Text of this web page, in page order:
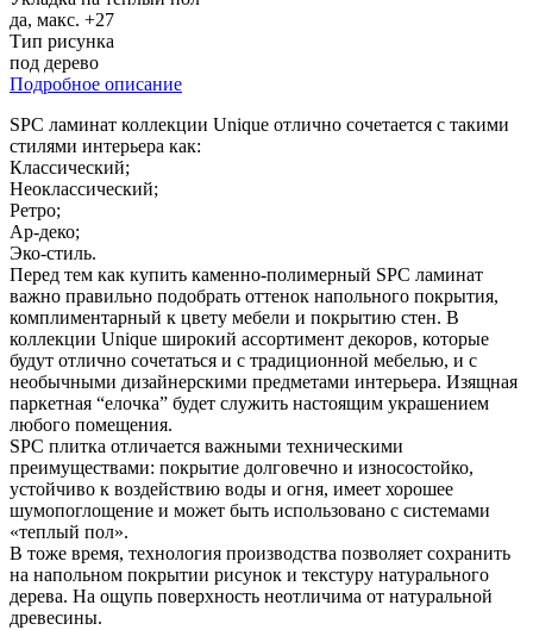
да, макс. +27
Тип рисунка
под дерево
Подробное описание
SPC ламинат коллекции Unique отлично сочетается с такими
стилями интерьера как:
Классический;
Неоклассический;
Ретро;
Ар-деко;
Эко-стиль.
Перед тем как купить каменно-полимерный SPC ламинат
важно правильно подобрать оттенок напольного покрытия,
комплиментарный к цвету мебели и покрытию стен. В
коллекции Unique широкий ассортимент декоров, которые
будут отлично сочетаться и с традиционной мебелью, и с
необычными дизайнерскими предметами интерьера. Изящная
паркетная “елочка” будет служить настоящим украшением
любого помещения.
SPC плитка отличается важными техническими
преимуществами: покрытие долговечно и износостойко,
устойчиво к воздействию воды и огня, имеет хорошее
шумопоглощение и может быть использовано с системами
«теплый пол».
В тоже время, технология производства позволяет сохранить
на напольном покрытии рисунок и текстуру натурального
дерева. На ощупь поверхность неотличима от натуральной
древесины.